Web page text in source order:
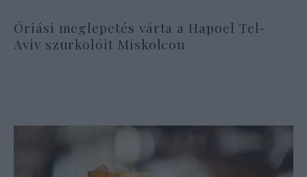
Óriási meglepetés várta a Hapoel Tel-
Aviv szurkolóit Miskolcon